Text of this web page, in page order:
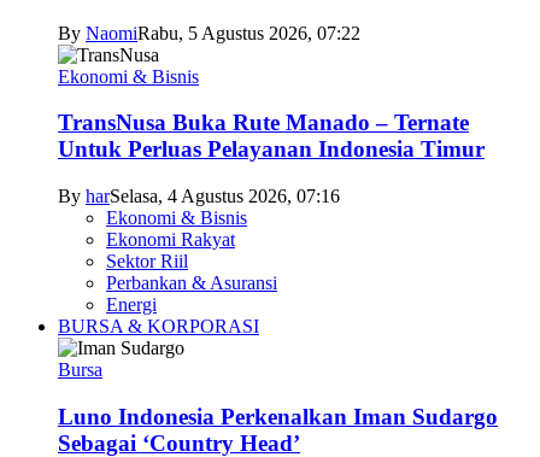
By NaomiRabu, 5 Agustus 2026, 07:22
Ekonomi & Bisnis
TransNusa Buka Rute Manado – Ternate
Untuk Perluas Pelayanan Indonesia Timur
By harSelasa, 4 Agustus 2026, 07:16
Ekonomi & Bisnis
Ekonomi Rakyat
Sektor Riil
Perbankan & Asuransi
Energi
BURSA & KORPORASI
Bursa
Luno Indonesia Perkenalkan Iman Sudargo
Sebagai ‘Country Head’